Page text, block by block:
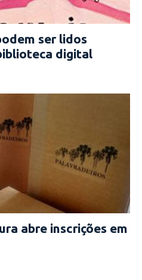
ser lidos
digital
abre inscrições em